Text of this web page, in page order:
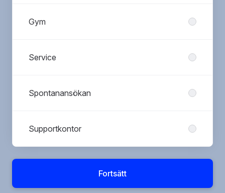
Gym
Service
Spontanansökan
Supportkontor
Fortsätt